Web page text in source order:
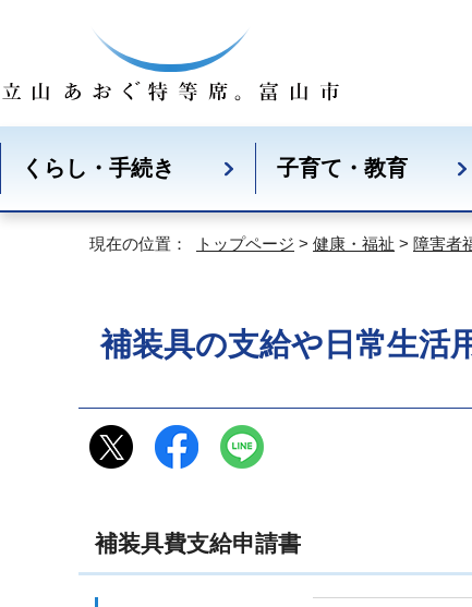
くらし・手続き 子育て・教育
現在の位置： トップページ > 健康・福祉 > 障害者
補装具の支給や日常生活
補装具費支給申請書